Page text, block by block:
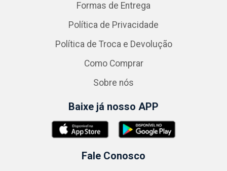
Formas de Entrega
Política de Privacidade
Política de Troca e Devolução
Como Comprar
Sobre nós
Baixe já nosso APP
Fale Conosco